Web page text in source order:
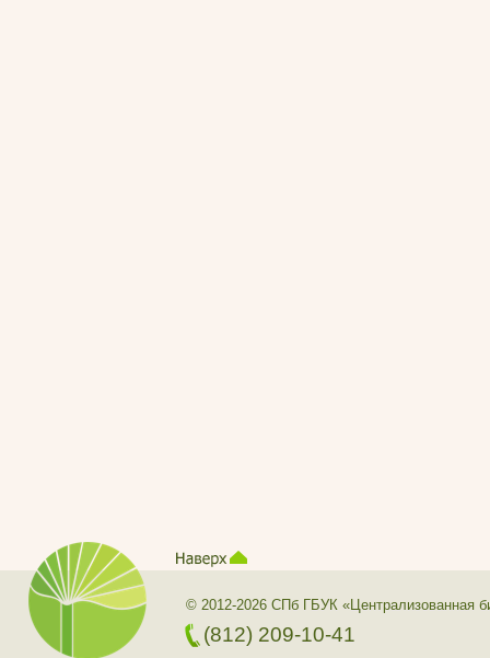
© 2012-2026 СПб ГБУК «Централизованная
(812) 209-10-41